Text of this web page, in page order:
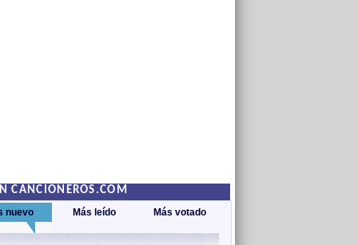
CANCIONEROS.COM
nuevo Más leído Más votado